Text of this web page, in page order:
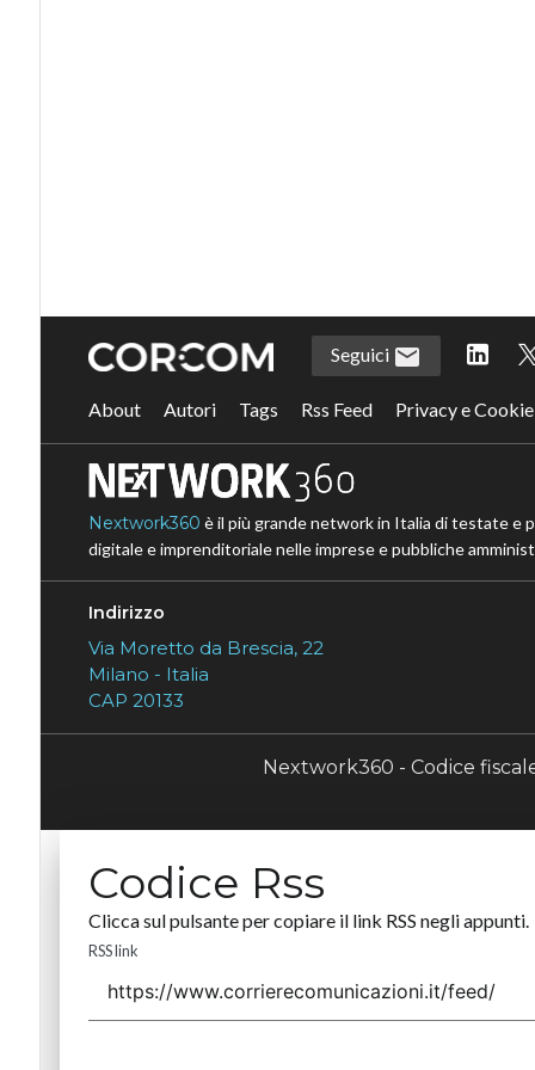
Seguici
About Autori Tags Rss Feed Privacy e
Nextwork360 è il più grande network in Italia di testate e
digitale e imprenditoriale nelle imprese e pubbliche
Indirizzo
Via Moretto da Brescia, 22
Milano - Italia
CAP 20133
Nextwork360 - Codice
Codice Rss
Clicca sul pulsante per copiare il link RSS negli appunti.
RSS link